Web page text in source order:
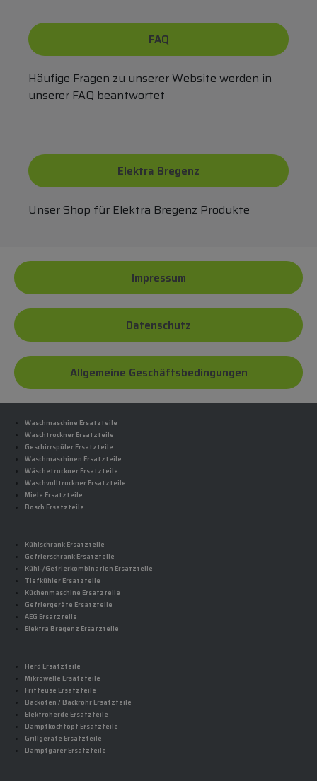
FAQ
Häufige Fragen zu unserer Website werden in
unserer FAQ beantwortet
Elektra Bregenz
Unser Shop für Elektra Bregenz Produkte
Impressum
Datenschutz
Allgemeine Geschäftsbedingungen
Waschmaschine Ersatzteile
Waschtrockner Ersatzteile
Geschirrspüler Ersatzteile
Waschmaschinen Ersatzteile
Wäschetrockner Ersatzteile
Waschvolltrockner Ersatzteile
Miele Ersatzteile
Bosch Ersatzteile
Kühlschrank Ersatzteile
Gefrierschrank Ersatzteile
Kühl-/Gefrierkombination Ersatzteile
Tiefkühler Ersatzteile
Küchenmaschine Ersatzteile
Gefriergeräte Ersatzteile
AEG Ersatzteile
Elektra Bregenz Ersatzteile
Herd Ersatzteile
Mikrowelle Ersatzteile
Fritteuse Ersatzteile
Backofen / Backrohr Ersatzteile
Elektroherde Ersatzteile
Dampfkochtopf Ersatzteile
Grillgeräte Ersatzteile
Dampfgarer Ersatzteile